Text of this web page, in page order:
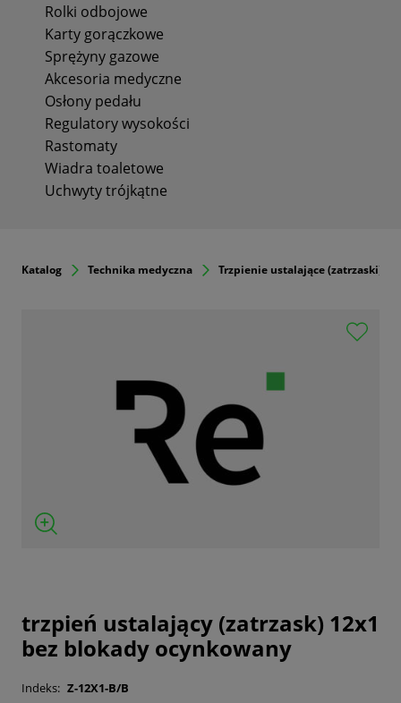
Rolki odbojowe
Karty gorączkowe
Sprężyny gazowe
Akcesoria medyczne
Osłony pedału
Regulatory wysokości
Rastomaty
Wiadra toaletowe
Uchwyty trójkątne
Katalog Technika medyczna Trzpienie ustalające (zatrzaski)
trzpień ustalający (zatrzask) 12x1
bez blokady ocynkowany
Indeks: Z-12X1-B/B